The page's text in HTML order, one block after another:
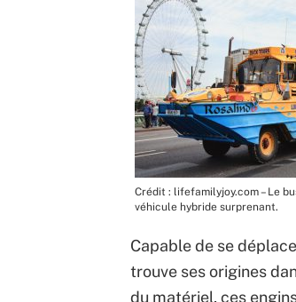
Crédit : lifefamilyjoy.com – Le
véhicule hybride surprenant.
Capable de se
trouve ses origines
du matériel, ces